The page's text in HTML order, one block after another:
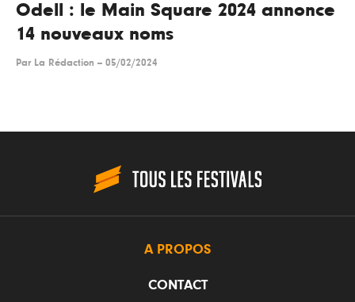
Odell : le Main Square 2024 annonce
14 nouveaux noms
Par La Rédaction -- 05/02/2024
A PROPOS
CONTACT